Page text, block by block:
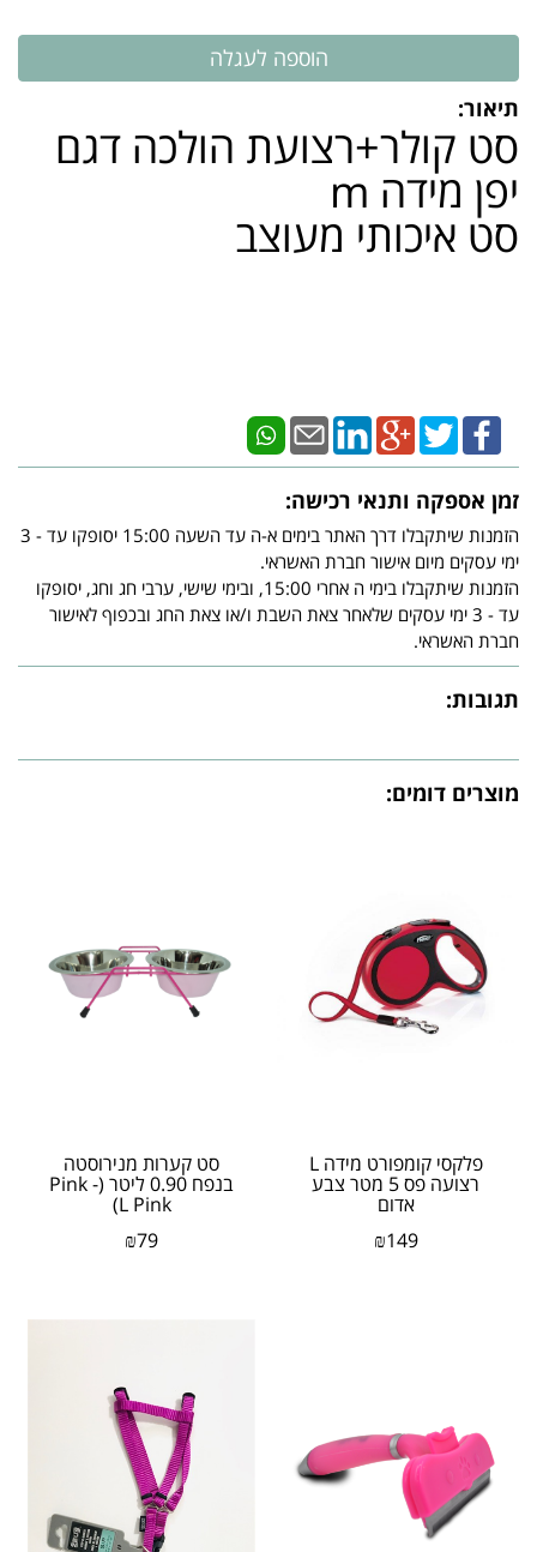
תיאור:
סט קולר+רצועת הולכה דגם
יפן מידה m
סט איכותי מעוצב
זמן אספקה ותנאי רכישה:
הזמנות שיתקבלו דרך האתר בימים א-ה עד השעה 15:00 יסופקו עד - 3
ימי עסקים מיום אישור חברת האשראי.
הזמנות שיתקבלו בימי ה אחרי 15:00, ובימי שישי, ערבי חג וחג, יסופקו
עד - 3 ימי עסקים שלאחר צאת השבת ו/או צאת החג ובכפוף לאישור
חברת האשראי.
תגובות:
מוצרים דומים:
פלקסי קומפורט מידה L
רצועה פס 5 מטר צבע
אדום
₪149
סט קערות מנירוסטה
בנפח 0.90 ליטר (Pink -
L Pink)
₪79